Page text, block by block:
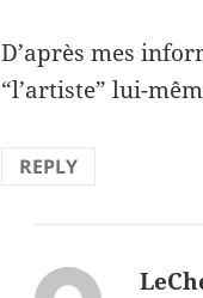
D’après mes
“l’artiste” lui-
REPLY